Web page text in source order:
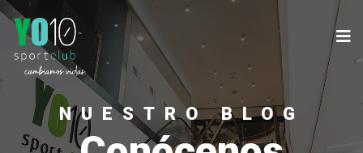
NUESTRO BLOG